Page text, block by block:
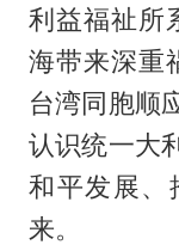
利益福祉所
海带来深重
台湾同胞顺
认识统一大
和平发展、
来。